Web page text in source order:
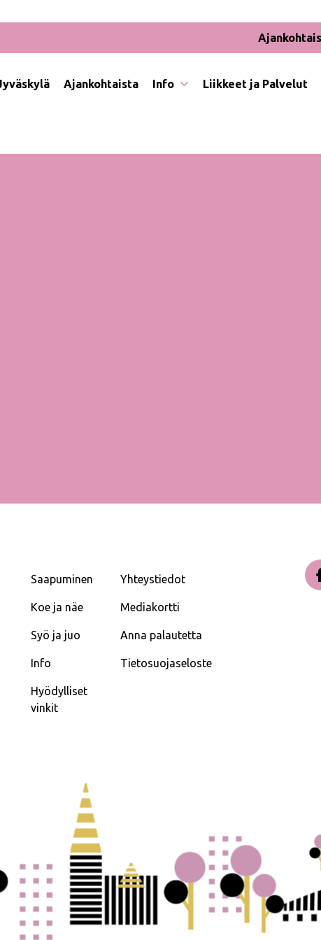
Ajankohtaista Info Liikkeet ja Palvelut
Saapuminen
Koe ja näe
Syö ja juo
Info
Hyödylliset
vinkit
Yhteystiedot
Mediakortti
Anna palautetta
Tietosuojaseloste